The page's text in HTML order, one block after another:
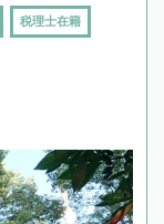
税理士在籍